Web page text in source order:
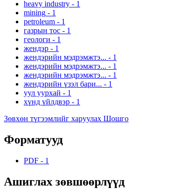
heavy industry - 1
mining - 1
petroleum - 1
газрын тос - 1
геологи - 1
жендэр - 1
жендэрийн мэдрэмжтэ... - 1
жендэрийн мэдрэмжтэ... - 1
жендэрийн мэдрэмжтэ... - 1
жендэрийн үзэл бари... - 1
уул уурхай - 1
хүнд үйлдвэр - 1
Зөвхөн түгээмлийг харуулах Шошго
Форматууд
PDF - 1
Ашиглах зөвшөөрлүүд